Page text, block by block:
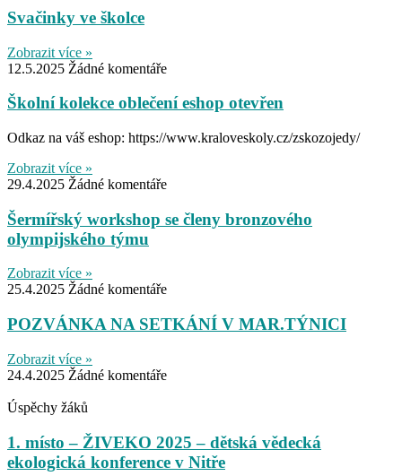
Svačinky ve školce
Zobrazit více »
12.5.2025 Žádné komentáře
Školní kolekce oblečení eshop otevřen
Odkaz na váš eshop: https://www.kraloveskoly.cz/zskozojedy/
Zobrazit více »
29.4.2025 Žádné komentáře
Šermířský workshop se členy bronzového
olympijského týmu
Zobrazit více »
25.4.2025 Žádné komentáře
POZVÁNKA NA SETKÁNÍ V MAR.TÝNICI
Zobrazit více »
24.4.2025 Žádné komentáře
Úspěchy žáků
1. místo – ŽIVEKO 2025 – dětská vědecká
ekologická konference v Nitře